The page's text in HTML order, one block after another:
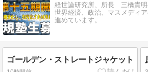
経世論研究所、所長 三橋貴明
世界経済、政治、マスメディ
進めています。
ゴールデン・ストレートジャケット